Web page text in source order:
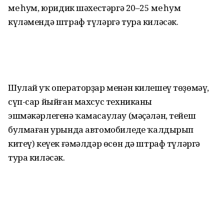
мең һум, юридик шәхестәргә 20–25 мең һум
күләмендә штраф түләргә тура киләсәк.
Шулай уҡ операторҙар менән килешеү төҙөмәү,
сүп-сар йыйған махсус техниканың
эшмәкәрлегенә ҡамасаулау (мәҫәлән, тейеш
булмаған урында автомобилеңде ҡалдырып
китеү) кеүек ғәмәлдәр өсөн дә штраф түләргә
тура киләсәк.